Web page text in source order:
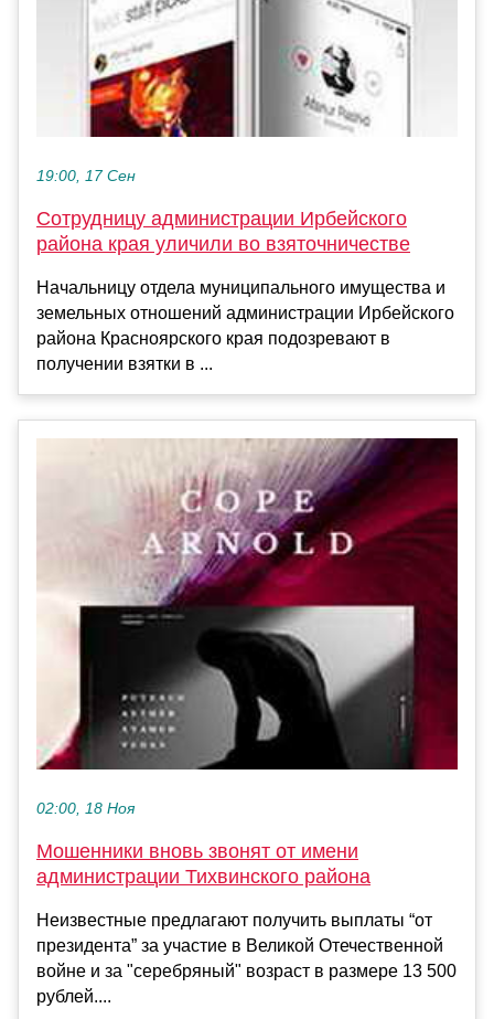
19:00, 17 Сен
Сотрудницу администрации Ирбейского
района края уличили во взяточничестве
Начальницу отдела муниципального имущества и
земельных отношений администрации Ирбейского
района Красноярского края подозревают в
получении взятки в ...
02:00, 18 Ноя
Мошенники вновь звонят от имени
администрации Тихвинского района
Неизвестные предлагают получить выплаты “от
президента” за участие в Великой Отечественной
войне и за "серебряный" возраст в размере 13 500
рублей....